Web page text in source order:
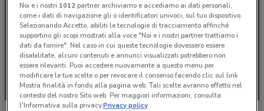
Noi e i nostri 1012partner archiviamo e accediamo ai dati personali,
come i dati di navigazione gli o identificatori univoci, sul tuo dispositivo.
Selezionando Accetto, abiliti le tecnologie di tracciamento affinché
supportino gli scopi mostrati alla voce "Noi e i nostri partner trattiamo i
dati da fornire". Nel caso in cui queste tecnologie dovessero essere
disabilitate, alcuni contenuti e annunci visualizzati potrebbero non
essere rilevanti. Puoi accedere nuovamente a questo menu per
modificare le tue scelte o per revocare il consenso facendo clic sul link
Mostra finalità in fondo alla pagina web. Tali scelte avranno effetto nel
contesto del nostro Sito web. Per maggiori informazioni, consulta
l'Informativa sulla privacy.Privacy policy